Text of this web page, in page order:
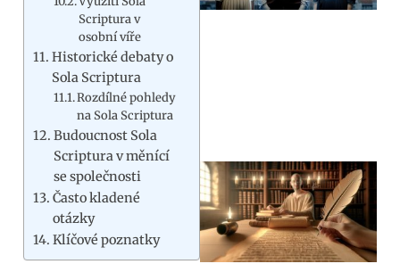
Scriptura v
osobní víře
Historické debaty o
Sola Scriptura
Rozdílné pohledy
na Sola Scriptura
Budoucnost Sola
Scriptura v měnící
se společnosti
Často kladené
otázky
Klíčové poznatky